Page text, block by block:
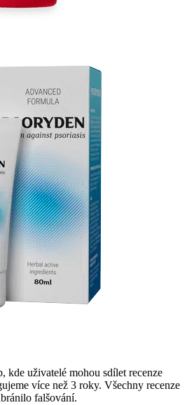
kde uživatelé mohou sdílet recenze
více než 3 roky. Všechny recenze
falšování.